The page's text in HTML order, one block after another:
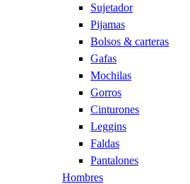
Sujetador
Pijamas
Bolsos & carteras
Gafas
Mochilas
Gorros
Cinturones
Leggins
Faldas
Pantalones
Hombres